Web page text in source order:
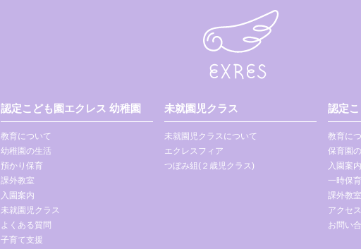
認定こども園エクレス 幼稚園
教育について
幼稚園の生活
預かり保育
課外教室
入園案内
未就園児クラス
よくある質問
子育て支援
未就園児クラス
未就園児クラスについて
エクレスフィア
つぼみ組(２歳児クラス)
認定
教育に
保育園
入園案内
一時保育
課外教室
アクセス
お問い